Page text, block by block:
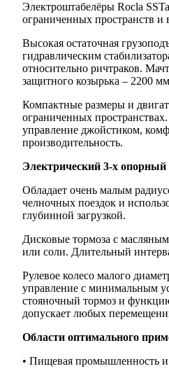
Электроштабелёры Rocla
ограниченных пространств и
Высокая остаточная
гидравлическим
относительно ричтраков.
защитного козырька – 2200
Компактные размеры и
ограниченных
управление джойстиком,
производительность.
Электрический 3-х
Обладает очень малым
челночных поездок и
глубинной загрузкой.
Дисковые тормоза с
или соли. Длительный
Рулевое колесо малого
управление с минимальным
стояночный тормоз и
допускает любых
Области оптимального
• Пищевая промышленность и